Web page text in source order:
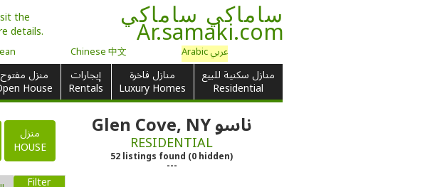
ساماكي ساماكي
Ar.samaki.com
the
details.
عربي Arabic Chinese 中文
منازل سكنية للبيع
Residential
منازل فاخرة
Luxury Homes
إيجارات
Rentals
منزل مفتوح
House
ناسو Glen Cove, NYRESIDENTIAL
52listings found (0hidden)
---
منزل
HOUSE
Filter